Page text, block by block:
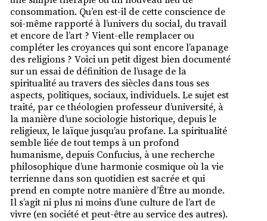
consommation. Qu’en est-il de cette conscience de
soi-même rapporté à l’univers du social, du travail
et encore de l’art ? Vient-elle remplacer ou
compléter les croyances qui sont encore l’apanage
des religions ? Voici un petit digest bien documenté
sur un essai de définition de l’usage de la
spiritualité au travers des siècles dans tous ses
aspects, politiques, sociaux, individuels. Le sujet est
traité, par ce théologien professeur d’université, à
la manière d’une sociologie historique, depuis le
religieux, le laïque jusqu’au profane. La spiritualité
semble liée de tout temps à un profond
humanisme, depuis Confucius, à une recherche
philosophique d’une harmonie cosmique où la vie
terrienne dans son quotidien est sacrée et qui
prend en compte notre manière d’Être au monde.
Il s’agit ni plus ni moins d’une culture de l’art de
vivre (en société et peut-être au service des autres).